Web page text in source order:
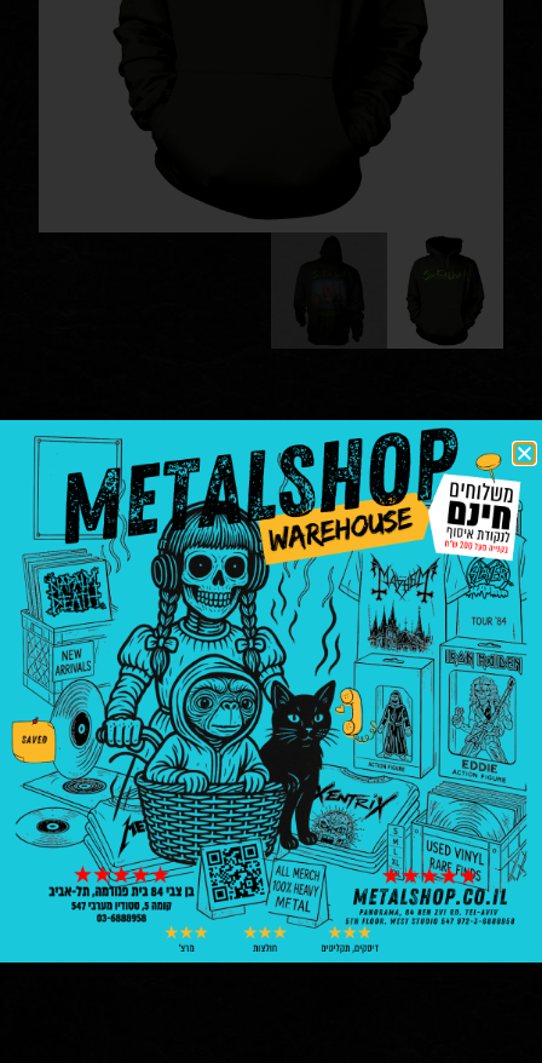
Six Feet Under – Nightmares
Of The Decomposed
hoodie
|חולצות ומרצ'נדייס
Cannibal corpse| Six feet under
₪180.00
M
הוספה לסל